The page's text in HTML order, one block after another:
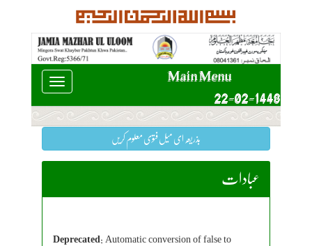
Toggle
navigation
Main Menu
22-02-1448
بذریعہ ای میل فتوی معلوم کریں
عبادات
Deprecated: Automatic conversion of false to